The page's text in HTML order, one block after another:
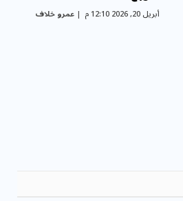
أبريل 20, 2026 12:10 م عمرو خلاف